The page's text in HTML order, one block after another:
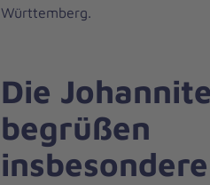
Württemberg.
Die
begrüßen